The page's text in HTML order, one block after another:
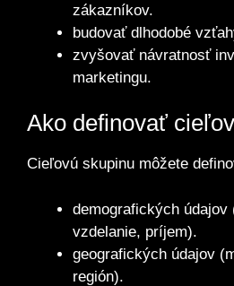
zákazníkov.
budovať dlhodobé
zvyšovať návratnosť
marketingu.
Ako definovať
Cieľovú skupinu môžete
demografických údajov
vzdelanie, príjem).
geografických údajov
región).